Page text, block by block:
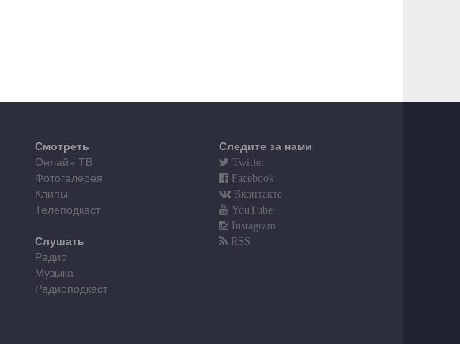
Смотреть
Онлайн ТВ
Фотогалерея
Клипы
Телеподкаст
Слушать
Радио
Музыка
Радиоподкаст
Следите за нами
Twitter
Facebook
Вконтакте
YouTube
Instagram
RSS